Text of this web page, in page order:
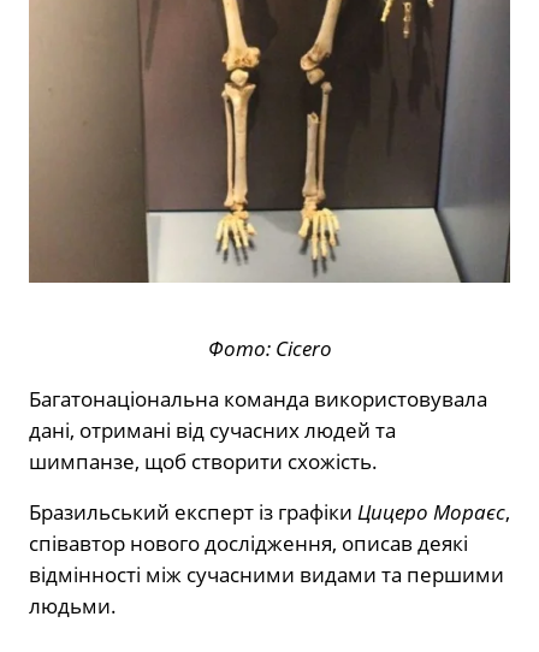
Фото: Cicero
Багатонаціональна команда використовувала
дані, отримані від сучасних людей та
шимпанзе, щоб створити схожість.
Бразильський експерт із графіки Цицеро Мораєс,
співавтор нового дослідження, описав деякі
відмінності між сучасними видами та першими
людьми.